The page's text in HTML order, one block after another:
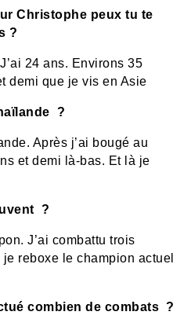
Christophe peux tu te
?
24 ans. Environs 35
demi que je vis en Asie
?
Après j’ai bougé au
et demi là-bas. Et là je
?
J’ai combattu trois
reboxe le champion actuel
combien de combats ?